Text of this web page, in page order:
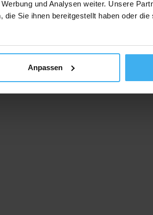
und Analysen weiter. Unsere
Sie ihnen bereitgestellt haben oder
Anpassen